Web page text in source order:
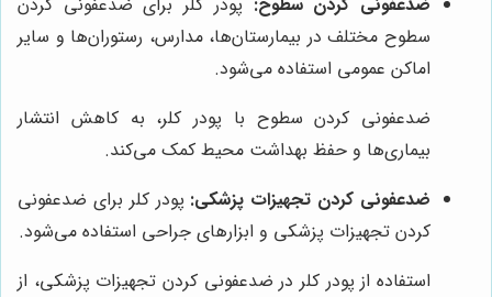
سطوح مختلف در بیمارستان‌ها، مدارس، رستوران‌ها و سایر
اماکن عمومی استفاده می‌شود.
ضدعفونی کردن سطوح با پودر کلر، به کاهش انتشار
بیماری‌ها و حفظ بهداشت محیط کمک می‌کند.
ضدعفونی کردن تجهیزات پزشکی: پودر کلر برای ضدعفونی
کردن تجهیزات پزشکی و ابزارهای جراحی استفاده می‌شود.
استفاده از پودر کلر در ضدعفونی کردن تجهیزات پزشکی، از